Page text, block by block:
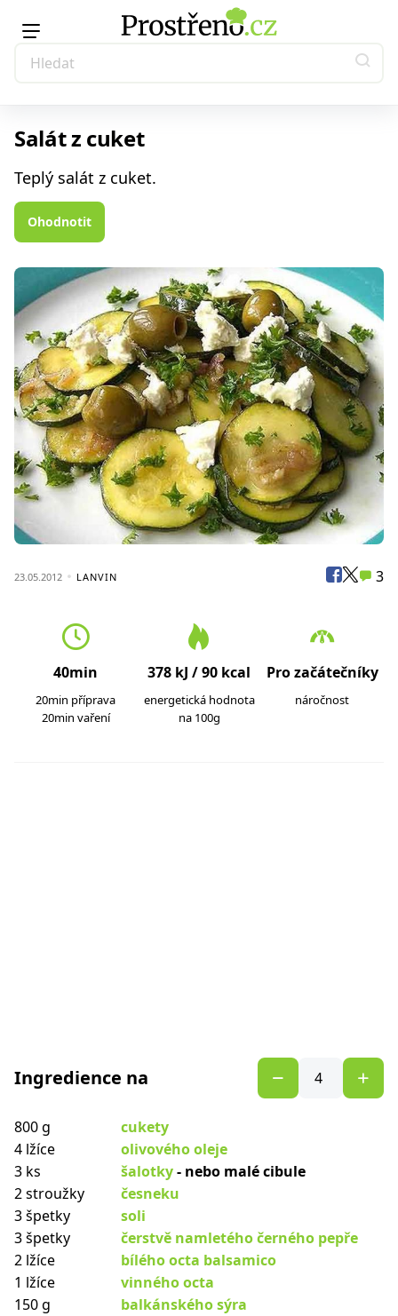
Salát z cuket
Teplý salát z cuket.
Ohodnotit
23.05.2012 LANVIN 3
40min
20min příprava
20min vaření
378 kJ / 90 kcal
energetická hodnota
na 100g
Pro začátečníky
náročnost
Ingredience na
800 g
cukety
4 lžíce
olivového oleje
3 ks
šalotky- nebo malé cibule
2 stroužky
česneku
3 špetky
soli
3 špetky
čerstvě namletého černého pepře
2 lžíce
bílého octa balsamico
1 lžíce
vinného octa
150 g
balkánského sýra